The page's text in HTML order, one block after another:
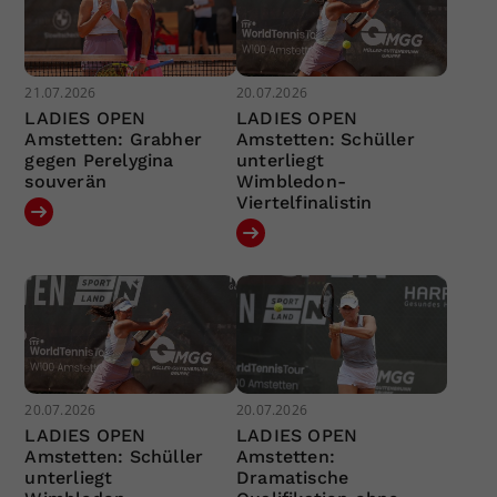
21.07.2026
LADIES OPEN
Amstetten: Grabher
gegen Perelygina
souverän
20.07.2026
LADIES OPEN
Amstetten: Schüller
unterliegt
Wimbledon-
Viertelfinalistin
20.07.2026
LADIES OPEN
Amstetten: Schüller
unterliegt
20.07.2026
LADIES OPEN
Amstetten:
Dramatische